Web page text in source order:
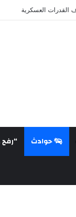
في جرائم الفساد
حوادث